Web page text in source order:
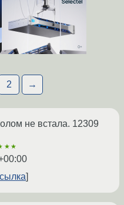
2 →
не встала. 12309